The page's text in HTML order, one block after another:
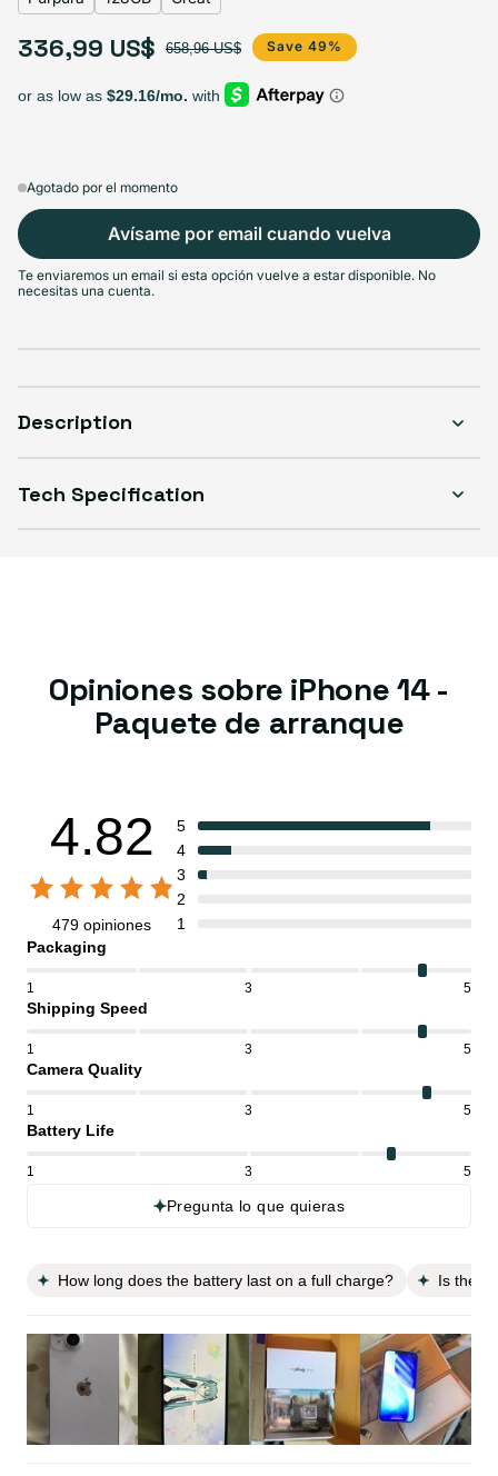
Select Almacenamiento
128GB
256GB
512GB
Select Condición
$316.99
Variante agotada o no disponible
$336.99
Variante agotada o no disponible
$356.99Variante agotada o no
Precio de oferta
336,99 US$
Precio habitual 658,96 US$ Save 49%
Agotado por el momento
Avísame por email cuando vuelva
Te enviaremos un email si esta opción vuelve a estar disponible. No
necesitas una cuenta.
Description
Tech Specification
Opiniones sobre iPhone 14 -
Paquete de arranque
4.82
479 opiniones
5
4
3
2
1
Packaging
1 3 5
Shipping Speed
1 3 5
Camera Quality
1 3 5
Battery Life
1 3 5
Pregunta lo que quieras
How long does the battery last on a full charge? Is the